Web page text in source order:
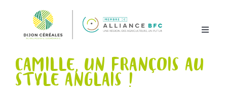
contenu
Toggle
Notre groupe coopératif
CAMILLE, UN FRANÇOIS AU